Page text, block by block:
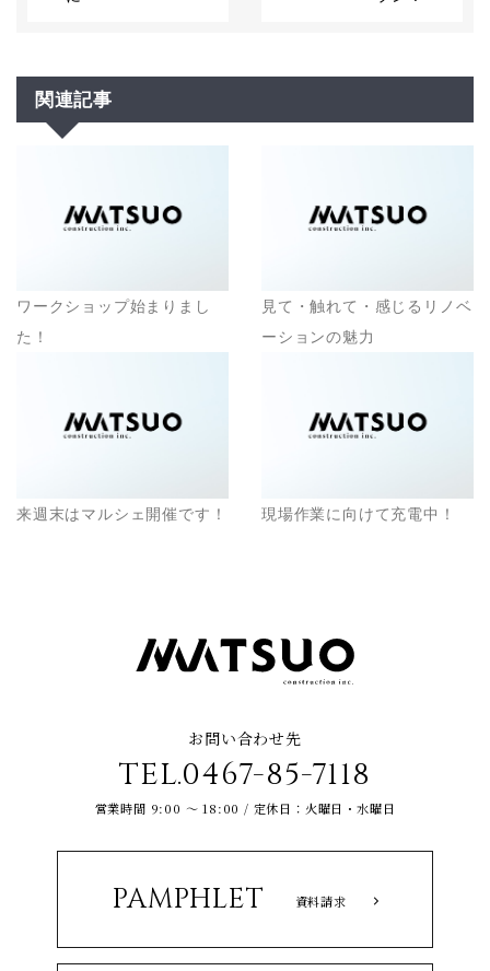
関連記事
ワークショップ始まりまし
た！
見て・触れて・感じるリノベ
ーションの魅力
来週末はマルシェ開催です！ 現場作業に向けて充電中！
お問い合わせ先
TEL.0467-85-7118
営業時間 9:00 ～ 18:00 / 定休日：火曜日・水曜日
PAMPHLET 資料請求